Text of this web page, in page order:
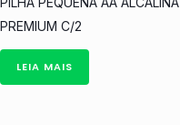
PREMIUM C/2
LEIA MAIS